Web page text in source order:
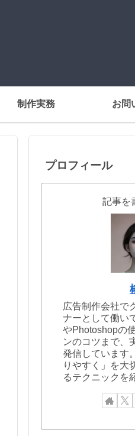
制作実務 お問
プロフィール
記事を
広告制作会社で
ナーとして働い
やPhotoshopの
ンのコツまで、
発信しています
りやすく」を大
るテクニックを